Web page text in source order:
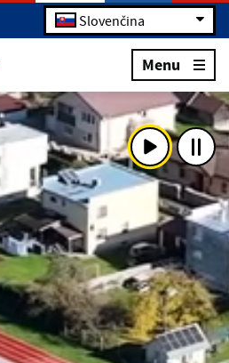
Slovenčina
Menu